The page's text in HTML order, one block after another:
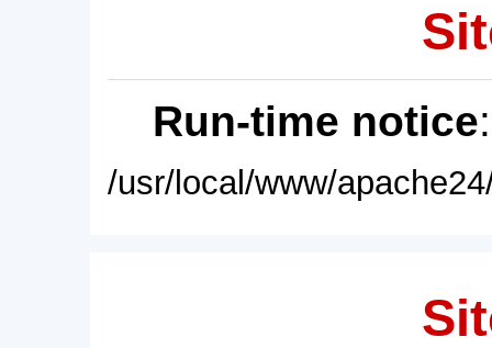
Run-time notice
/usr/local/www/